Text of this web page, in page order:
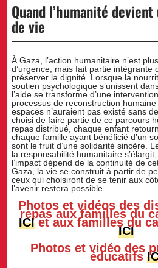
Quand l’humanité
de vie
À Gaza, l’action humanitaire n’est
d’urgence, mais fait partie intégrante
préserver la dignité. Lorsque la
soutien psychologique s’unissent
l’aide se transforme d’une
processus de reconstruction
espaces n’auraient pas existé sans
choisi de faire partie de ce parcours
repas distribué, chaque enfant
chaque famille ayant bénéficié d’un
sont le fruit d’une solidarité sincère.
la responsabilité humanitaire
l’impact dépend de la continuité de
Gaza, la vie se construit à partir de
ceux qui choisiront de se tenir aux
l’avenir restera possible.
Photos et vidéos des
repas aux familles du
ICIet aux familles du
ICI
Photos et vidéo des
éducatifs